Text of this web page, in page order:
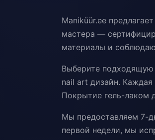
Maniküür.ee
мастера —
материалы и
Выберите подходящую
nail art дизайн.
Покрытие гель-лаком
Мы предоставляем 7-
первой недели, мы